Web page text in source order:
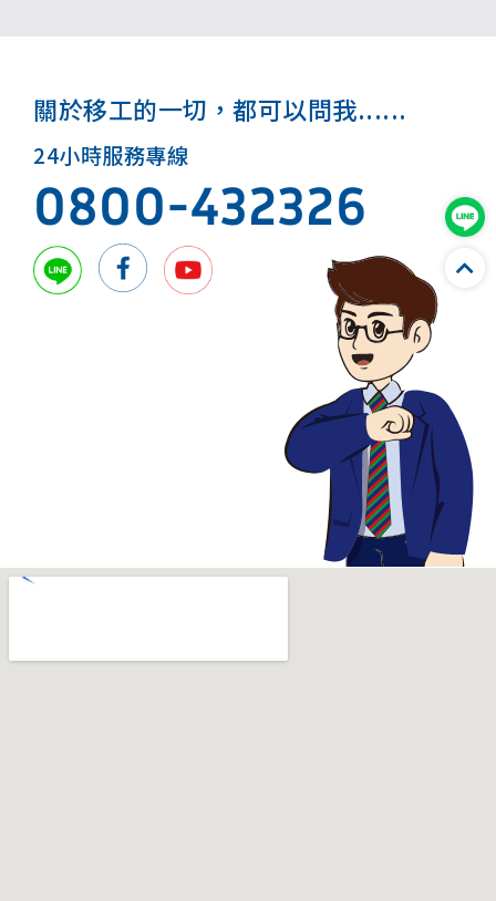
關於移工的一切，都可以問我......
24小時服務專線
0800-432326